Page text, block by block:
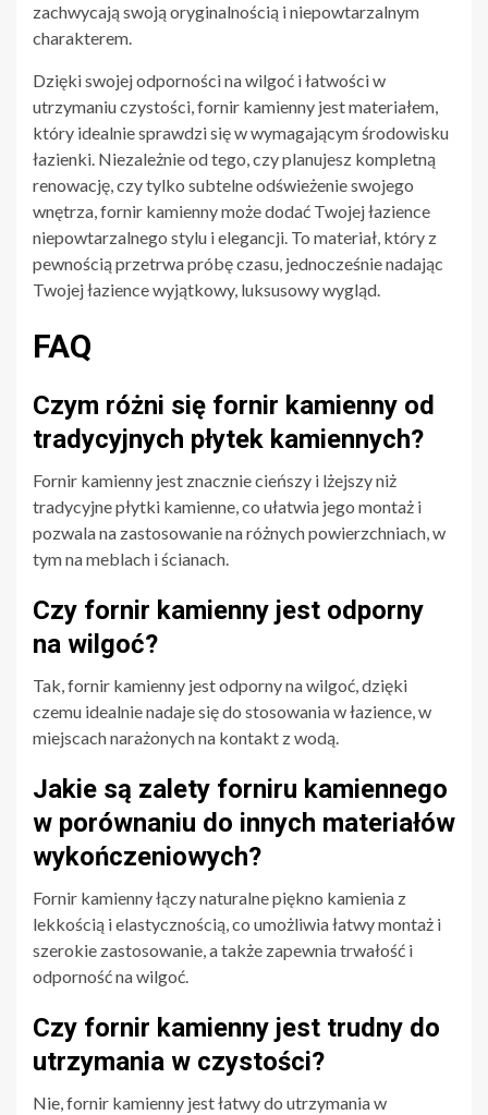
zachwycają swoją oryginalnością i niepowtarzalnym
charakterem.
Dzięki swojej odporności na wilgoć i łatwości w
utrzymaniu czystości, fornir kamienny jest materiałem,
który idealnie sprawdzi się w wymagającym środowisku
łazienki. Niezależnie od tego, czy planujesz kompletną
renowację, czy tylko subtelne odświeżenie swojego
wnętrza, fornir kamienny może dodać Twojej łazience
niepowtarzalnego stylu i elegancji. To materiał, który z
pewnością przetrwa próbę czasu, jednocześnie nadając
Twojej łazience wyjątkowy, luksusowy wygląd.
FAQ
Czym różni się fornir kamienny od
tradycyjnych płytek kamiennych?
Fornir kamienny jest znacznie cieńszy i lżejszy niż
tradycyjne płytki kamienne, co ułatwia jego montaż i
pozwala na zastosowanie na różnych powierzchniach, w
tym na meblach i ścianach.
Czy fornir kamienny jest odporny
na wilgoć?
Tak, fornir kamienny jest odporny na wilgoć, dzięki
czemu idealnie nadaje się do stosowania w łazience, w
miejscach narażonych na kontakt z wodą.
Jakie są zalety forniru kamiennego
w porównaniu do innych materiałów
wykończeniowych?
Fornir kamienny łączy naturalne piękno kamienia z
lekkością i elastycznością, co umożliwia łatwy montaż i
szerokie zastosowanie, a także zapewnia trwałość i
odporność na wilgoć.
Czy fornir kamienny jest trudny do
utrzymania w czystości?
Nie, fornir kamienny jest łatwy do utrzymania w